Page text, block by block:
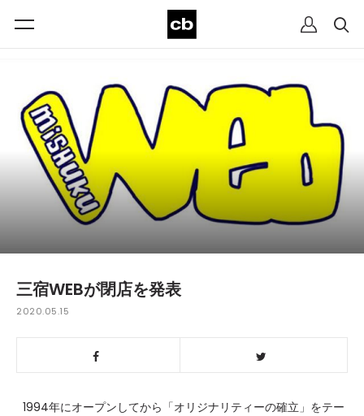
三宿WEBが閉店を発表
2020.05.15
1994年にオープンしてから「オリジナリティーの確立」をテー